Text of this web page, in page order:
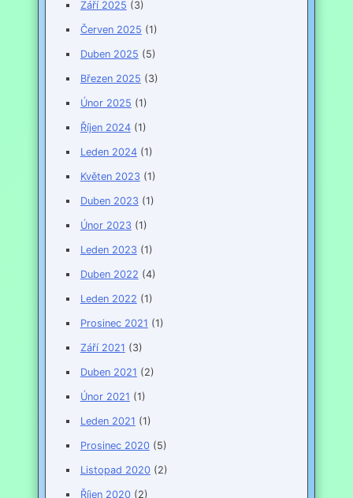
Září 2025 (3)
Červen 2025 (1)
Duben 2025 (5)
Březen 2025 (3)
Únor 2025 (1)
Říjen 2024(1)
Leden 2024(1)
Květen 2023(1)
Duben 2023(1)
Únor 2023(1)
Leden 2023(1)
Duben 2022 (4)
Leden 2022 (1)
Prosinec 2021 (1)
Září 2021 (3)
Duben 2021 (2)
Únor 2021 (1)
Leden 2021 (1)
Prosinec 2020(5)
Listopad 2020(2)
Říjen 2020(2)